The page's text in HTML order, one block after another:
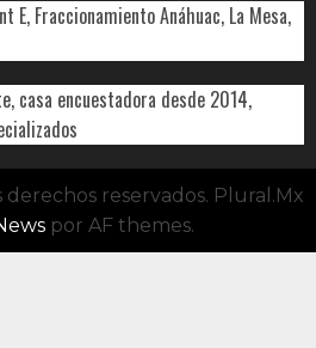
Fraccionamiento Anáhuac, La Mesa,
casa encuestadora desde 2014,
reservados. Plural.Mx
por AF themes.